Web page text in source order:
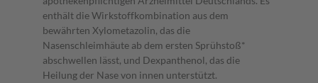
enthält die Wirkstoffkombination aus dem
bewährten Xylometazolin, das die
Nasenschleimhäute ab dem ersten Sprühstoß*
abschwellen lässt, und Dexpanthenol, das die
Heilung der Nase von innen unterstützt.